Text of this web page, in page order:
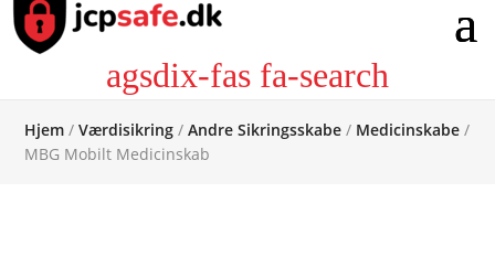
agsdix-fas fa-search
Hjem /Værdisikring /Andre Sikringsskabe / Medicinskabe /
MBG Mobilt Medicinskab